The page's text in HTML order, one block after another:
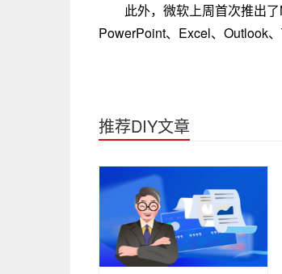
此外，微软上周首次推出
PowerPoint、Excel、Outlook、
推荐DIY文章